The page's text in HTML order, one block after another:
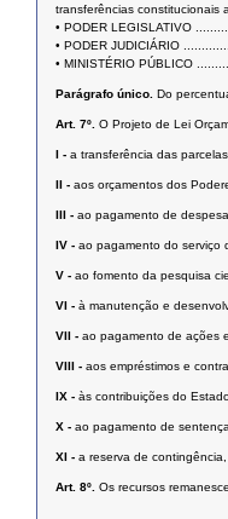
transferências constitucionais
• PODER LEGISLATIVO
• PODER JUDICIÁRIO
• MINISTÉRIO PÚBLICO
Parágrafo único. Do
Art. 7º. O Projeto de Lei
I - a transferência das
II - aos orçamentos dos
III - ao pagamento de
IV - ao pagamento do serviço
V - ao fomento da pesquisa
VI - à manutenção e
VII - ao pagamento de ações
VIII - aos empréstimos e
IX - às contribuições do
X - ao pagamento de
XI - a reserva de
Art. 8º. Os recursos